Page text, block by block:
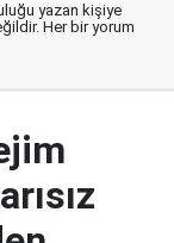
yazan kişiye
Her bir yorum